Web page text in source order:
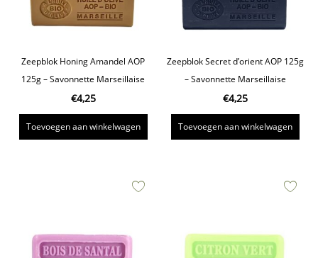
Zeepblok Honing Amandel AOP
125g – Savonnette Marseillaise
€4,25
Toevoegen aan winkelwagen
Zeepblok Secret d’orient AOP 125g
– Savonnette Marseillaise
€4,25
Toevoegen aan winkelwagen